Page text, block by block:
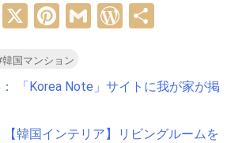
Threads
X Pinterest
GmailWordPress
韓国マンション
「Korea Note」サイトに我が家が掲
【韓国インテリア】リビングルームを